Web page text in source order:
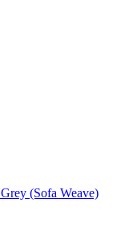
(Sofa Weave)